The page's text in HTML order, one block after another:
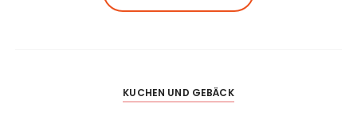
KUCHEN UND GEBÄCK